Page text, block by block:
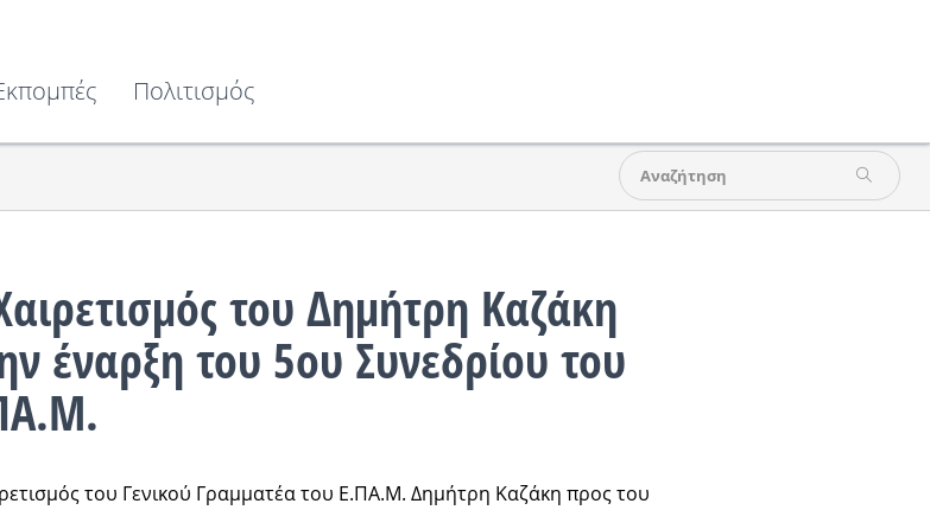
Πολιτισμός
του Δημήτρη Καζάκη
έναρξη του 5ου Συνεδρίου του
του Γενικού Γραμματέα του Ε.ΠΑ.Μ. Δημήτρη Καζάκη προς του